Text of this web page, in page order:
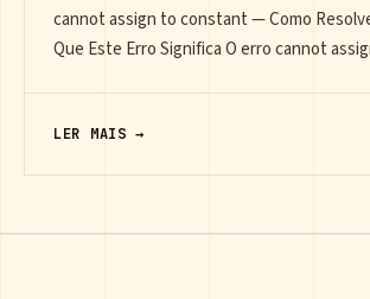
cannot assign to constant — Como
Que Este Erro Significa O erro cannot
LER MAIS →